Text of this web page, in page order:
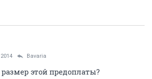
Bavaria
этой предоплаты?